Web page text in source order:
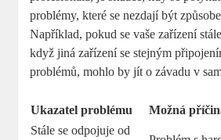
problémy, které se nezdají být
Například, pokud se vaše zařízení
když jiná zařízení se stejným
problémů, mohlo by jít o závadu v
Ukazatel problému
Možná
Stále se odpojuje od